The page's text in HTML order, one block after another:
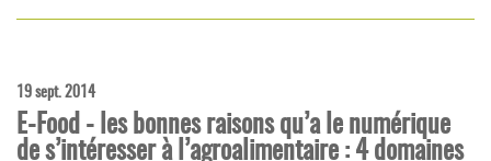
19 sept. 2014
E-Food - les bonnes raisons qu’a le numérique
de s’intéresser à l’agroalimentaire : 4 domaines